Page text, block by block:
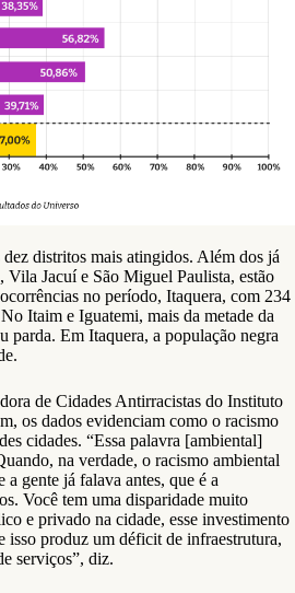
distritos mais atingidos. Além dos já
Vila Jacuí e São Miguel Paulista, estão
no período, Itaquera, com 234
Itaim e Iguatemi, mais da metade da
parda. Em Itaquera, a população negra
de Cidades Antirracistas do Instituto
os dados evidenciam como o racismo
cidades. “Essa palavra [ambiental]
na verdade, o racismo ambiental
gente já falava antes, que é a
Você tem uma disparidade muito
e privado na cidade, esse investimento
isso produz um déficit de infraestrutura,
serviços”, diz.